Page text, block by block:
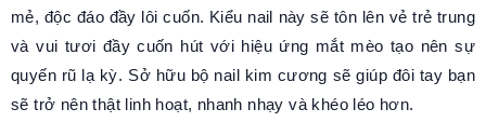
mẻ, độc đáo đầy lôi cuốn. Kiểu nail này sẽ tôn lên vẻ trẻ trung
và vui tươi đầy cuốn hút với hiệu ứng mắt mèo tạo nên sự
quyến rũ lạ kỳ. Sở hữu bộ nail kim cương sẽ giúp đôi tay bạn
sẽ trở nên thật linh hoạt, nhanh nhạy và khéo léo hơn.